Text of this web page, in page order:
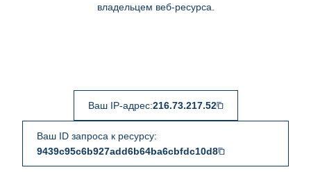
владельцем веб-ресурса.
Ваш IP-адрес:216.73.217.52
Ваш ID запроса к ресурсу:
9439c95c6b927add6b64ba6cbfdc10d8